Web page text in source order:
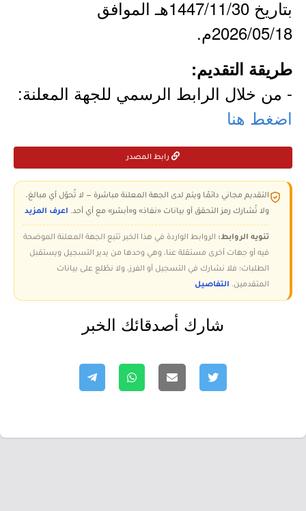
بتاريخ 1447/11/30هـ الموافق
2026/05/18م.
طريقة التقديم:
- من خلال الرابط الرسمي للجهة المعلنة:
اضغط هنا
رابط المصدر
التقديم مجاني دائمًا ويتم لدى الجهة المعلنة مباشرة — لا تُحوّل أي مبالغ،
ولا تُشارك رمز التحقق أو بيانات «نفاذ» و«أبشر» مع أي أحد. اعرف المزيد
تنويه الروابط: الروابط الواردة في هذا الخبر تتبع الجهة المعلنة الموضحة
فيه أو جهات أخرى مستقلة عنا، وهي وحدها من يدير التسجيل ويستقبل
الطلبات؛ فلا نشارك في التسجيل أو الفرز، ولا نطّلع على بيانات
المتقدمين. التفاصيل
شارك أصدقائك الخبر